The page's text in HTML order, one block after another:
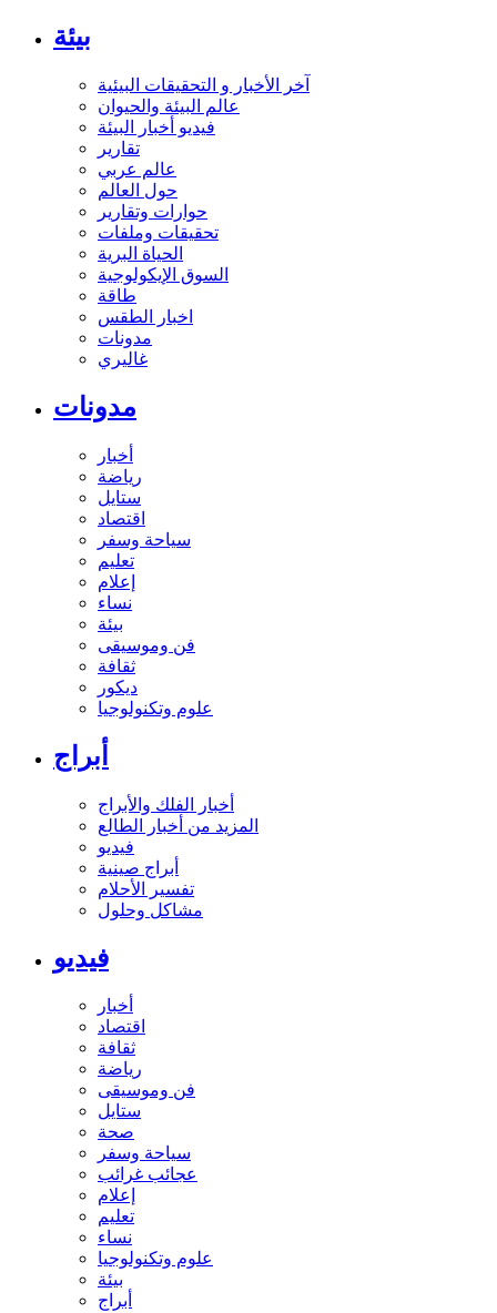
بيئة
آخر الأخبار و التحقيقات البيئية
عالم البيئة والحيوان
فيديو أخبار البيئة
تقارير
عالم عربي
حول العالم
حوارات وتقارير
تحقيقات وملفات
الحياة البرية
السوق الإيكولوجية
طاقة
اخبار الطقس
مدونات
غاليري
مدونات
أخبار
رياضة
ستايل
اقتصاد
سياحة وسفر
تعليم
إعلام
نساء
بيئة
فن وموسيقى
ثقافة
ديكور
علوم وتكنولوجيا
أبراج
أخبار الفلك والأبراج
المزيد من أخبار الطالع
فيديو
أبراج صينية
تفسير الأحلام
مشاكل وحلول
فيديو
أخبار
اقتصاد
ثقافة
رياضة
فن وموسيقى
ستايل
صحة
سياحة وسفر
عجائب غرائب
إعلام
تعليم
نساء
علوم وتكنولوجيا
بيئة
أبراج